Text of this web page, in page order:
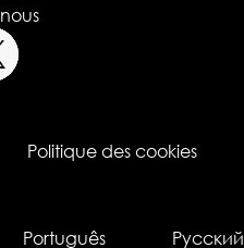
Politique des cookies
Português Русский